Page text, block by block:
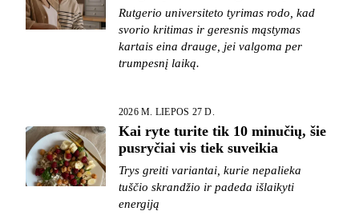
Rutgerio universiteto tyrimas rodo, kad
svorio kritimas ir geresnis mąstymas
kartais eina drauge, jei valgoma per
trumpesnį laiką.
2026 M. LIEPOS 27 D.
Kai ryte turite tik 10 minučių, šie
pusryčiai vis tiek suveikia
Trys greiti variantai, kurie nepalieka
tuščio skrandžio ir padeda išlaikyti
energiją